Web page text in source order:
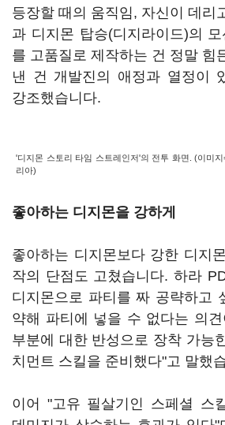
등장할 때의 움직임, 자신이 데리
과 디지몬 탑승(디지라이드)의 모
를 고품질로 제작하는 건 정말 힘
낸 건 개발진의 애정과 열정이
강조했습니다.
'디지몬 스토리 타임 스트레인저'의 전투 화면. (이미
리아)
좋아하는 디지몬을 강하게
좋아하는 디지몬보다 강한 디지
작의 단점도 고쳤습니다. 하라
디지몬으로 파티를 짜 공략하고
약해 파티에 넣을 수 없다는 의
부분에 대한 반성으로 장착 가능
치먼트 스킬을 준비했다"고 말했
이어 "고유 필살기인 스페셜 스